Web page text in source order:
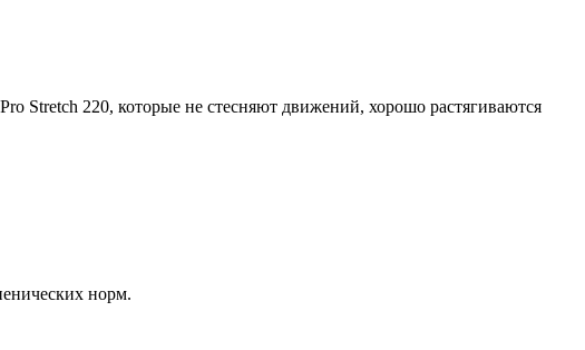
Stretch 220, которые не стесняют движений, хорошо растягиваются
норм.